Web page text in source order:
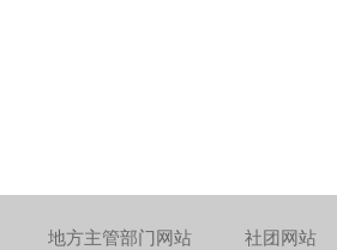
地方主管部门网站 社团网站